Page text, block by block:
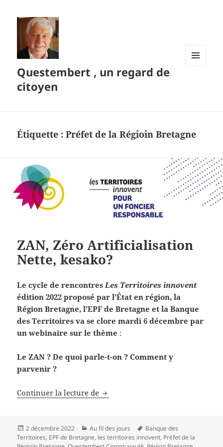
Questembert , un regard de
citoyen
Étiquette :Préfet de la Régioin Bretagne
ZAN, Zéro Artificialisation
Nette, kesako?
Le cycle de rencontres Les Territoires innovent
édition 2022 proposé par l’État en région, la
Région Bretagne, l’EPF de Bretagne et la Banque
des Territoires va se clore mardi 6 décembre par
un webinaire sur le thème :
Le ZAN ? De quoi parle-t-on ? Comment y
parvenir ?
Continuer la lecture de ZAN, Zéro Artificialisation Nette,
Publié
le
2 décembre 2022 Catégories
Au fil des jours
Mots-
clés
Banque des
Territoires, EPF de Bretagne, les territoires innovent, Préfet de la